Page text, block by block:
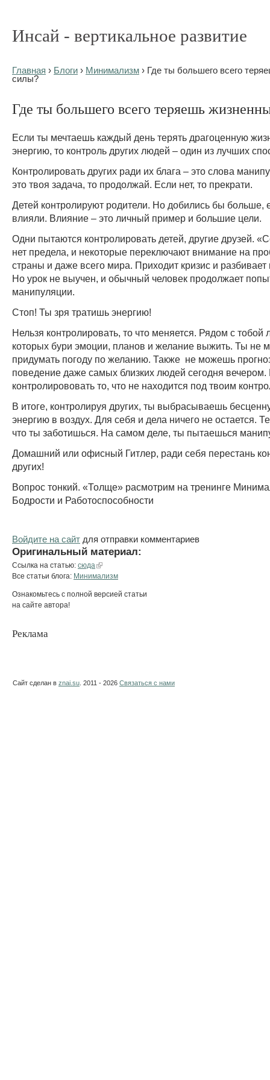
Инсай - вертикальное развитие
Главная › Блоги › Минимализм › Где ты большего всего
силы?
Где ты большего всего теряешь
Если ты мечтаешь каждый день терять драгоценную
энергию, то контроль других людей – один из лучших
Контролировать других ради их блага – это слова
это твоя задача, то продолжай. Если нет, то прекрати.
Детей контролируют родители. Но добились бы больше,
влияли. Влияние – это личный пример и большие цели.
Одни пытаются контролировать детей, другие друзей.
нет предела, и некоторые переключают внимание на
страны и даже всего мира. Приходит кризис и
Но урок не выучен, и обычный человек продолжает
манипуляции.
Стоп! Ты зря тратишь энергию!
Нельзя контролировать, то что меняется. Рядом с тобой
которых бури эмоции, планов и желание выжить. Ты не
придумать погоду по желанию. Также не можешь
поведение даже самых близких людей сегодня вечером.
контролирововать то, что не находится под твоим
В итоге, контролируя других, ты выбрасываешь
энергию в воздух. Для себя и дела ничего не остается.
что ты заботишься. На самом деле, ты пытаешься
Домашний или офисный Гитлер, ради себя перестань
других!
Вопрос тонкий. «Толще» расмотрим на тренинге
Бодрости и Работоспособности
Войдите на сайт для отправки комментариев
Оригинальный материал:
Ссылка на статью: сюда
Все статьи блога: Минимализм
Ознакомьтесь с полной версией статьи
на сайте автора!
Реклама
Сайт сделан в znai.su . 2011 - 2026 Связаться с нами